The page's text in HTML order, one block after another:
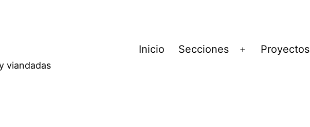
viandadas
Inicio Secciones
Abrir
Proyectos